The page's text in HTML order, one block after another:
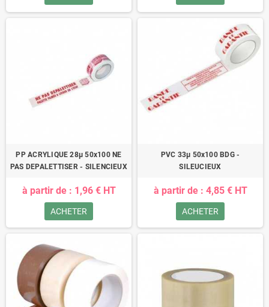
PP ACRYLIQUE 28µ 50x100 NE
PAS DEPALETTISER - SILENCIEUX
à partir de : 1,96 € HT
ACHETER
PVC 33µ 50x100 BDG -
SILEUCIEUX
à partir de : 4,85 € HT
ACHETER